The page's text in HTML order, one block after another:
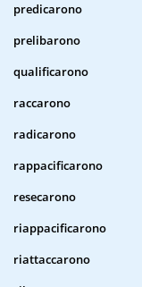
predicarono
prelibarono
qualificarono
raccarono
radicarono
rappacificarono
resecarono
riappacificarono
riattaccarono